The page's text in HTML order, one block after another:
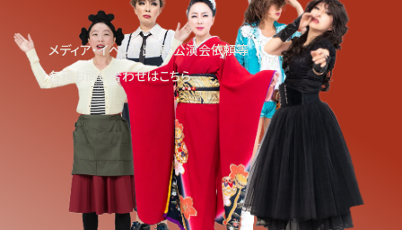
メディア・イベント出演、公演会依頼等
各種お問い合わせはこちら
View More